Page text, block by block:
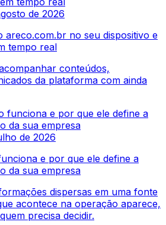
de 2026
areco.com.br no seu dispositivo e
tempo real
conteúdos,
da plataforma com ainda
de 2026
e por que ele define a
da sua empresa
dispersas em uma fonte
acontece na operação aparece,
precisa decidir.